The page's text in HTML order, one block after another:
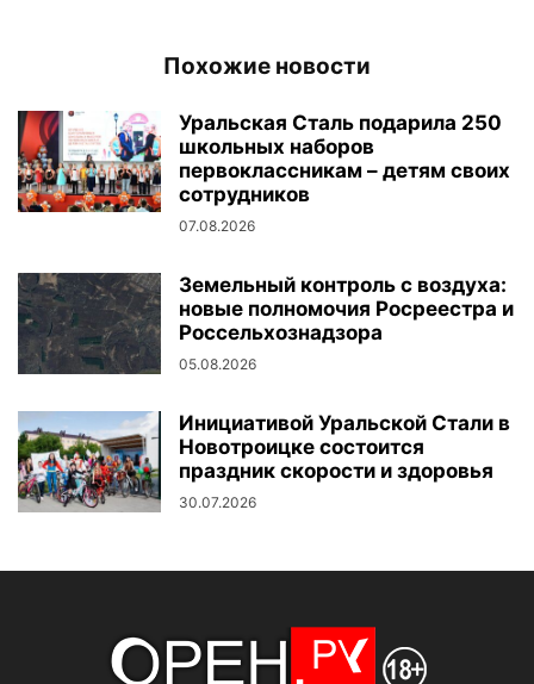
Похожие новости
Уральская Сталь подарила 250
школьных наборов
первоклассникам – детям своих
сотрудников
07.08.2026
Земельный контроль с воздуха:
новые полномочия Росреестра и
Россельхознадзора
05.08.2026
Инициативой Уральской Стали в
Новотроицке состоится
праздник скорости и здоровья
30.07.2026